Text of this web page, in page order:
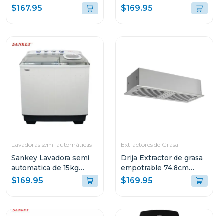
$167.95 wm1320
$169.95
Lavadoras semi automáticas
Sankey Lavadora semi
automatica de 15kg
blanca wm1576
$169.95
Extractores de Grasa
Drija Extractor de grasa
empotrable 74.8cm
acero inoxidable filtro
de acero y de carbón
$169.95